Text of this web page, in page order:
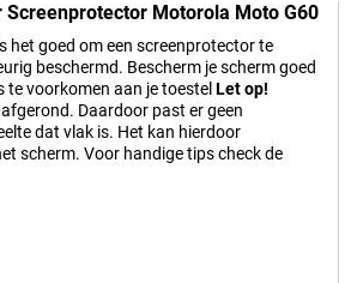
Screenprotector Motorola Moto G60
het goed om een screenprotector te
beschermd. Bescherm je scherm goed
te voorkomen aan je toestel Let op!
Daardoor past er geen
dat vlak is. Het kan hierdoor
scherm. Voor handige tips check de